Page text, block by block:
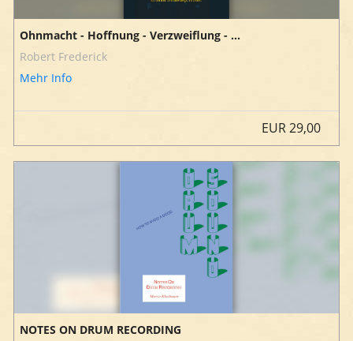
Ohnmacht - Hoffnung - Verzweiflung - ...
Robert Frederick
Mehr Info
EUR29,00
NOTES ON DRUM RECORDING